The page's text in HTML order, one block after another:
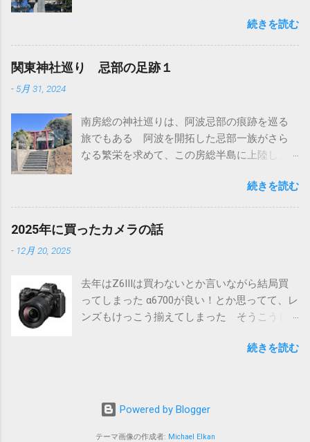
南房総の隣にある館山市にも同じ名前の神社
があって、そこには参拝した 館山市の高皇産
霊神社は町の中にポツンとある小さくて素朴
な神社だ ここは別名が高井神社とも言われて
らタカイへ訛ったのかも知れない いずれにし
ても、墨田区の高木神社同様に神仏分離で寺
から切り離されたものと思われる そのため、
そういうこともあって、南房総千倉にある高
皇産霊神社も造化三神の一柱を祀っていると
は言っても、比較的近年の創建された神社で
し、色々予定が変わった事もあって時間が空
いてしまったので、ちょっと寄ってみること
にした ところが.... まずは道の駅から眺めた光
景 ※画面中央の銅葺きの建物 何しろその大
きさに驚いた 初めて見た時には「え、あ
はとても車では行けそうもないが、なんとか
続きを読む
関東神社巡り 忌部の足跡１
- 5月 31, 2024
南房総の神社巡りは、阿波忌部の痕跡を巡る
旅でもある 阿波を開拓した忌部一族がさら
なる繁栄を求めて、この房総半島に上陸し、
のこの地は四国の阿波（あわ）にちなんで同
じ名称の安房（あわ）だ また忌部一族が房
総全域を開拓し、その地が麻がふさふさに育
つことから総国（ふさこく）となり、時代が
なので、統一された名称ということがわかる
そんな天富命率いる忌部一族が最初に上陸し
たといわれるのが駒ヶ崎神社だ 神社にはとく
は祠といった感じ 鳥居越しに太平洋を見る
があるようなので、いずれそちらにも行って
みたい 駒ヶ崎神社からちょっと上がったとこ
ろにあるのは布良崎神社 鳥居の真正面に富士
続きを読む
2025年に買ったカメラの話
- 12月 20, 2025
去年はZ6IIIは買わないとか言いながら結局買
ってしまった α6700が良い！とか思ってて、レ
ンズもけっこう揃えてしまった そうこうし
いてきたりもしたが、結局操作性、色味、
どちらを選ぶかの選択になってしまった 自分
的に長年使ってきたNikonの操作感、色味に
Sonyは勝てなかった ただ、動体ものについ
続きを読む
Powered by Blogger
テーマ画像の作成者: Michael Elkan